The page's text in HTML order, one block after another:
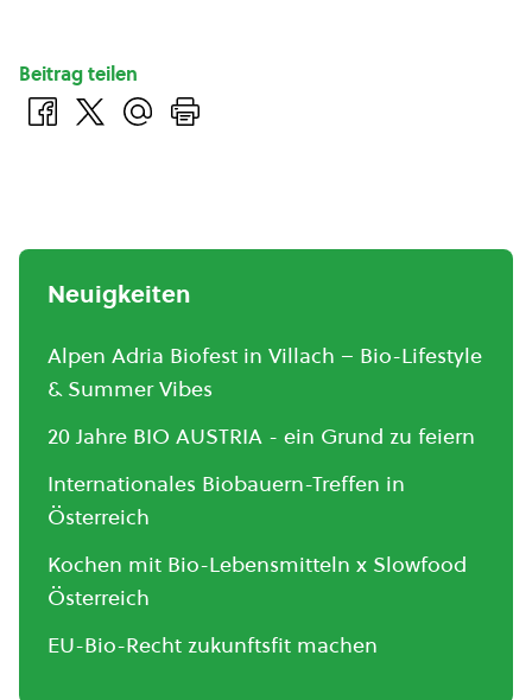
Beitrag teilen
Neuigkeiten
Alpen Adria Biofest in Villach – Bio-Lifestyle
& Summer Vibes
20 Jahre BIO AUSTRIA - ein Grund zu feiern
Internationales Biobauern-Treffen in
Österreich
Kochen mit Bio-Lebensmitteln x Slowfood
Österreich
EU-Bio-Recht zukunftsfit machen